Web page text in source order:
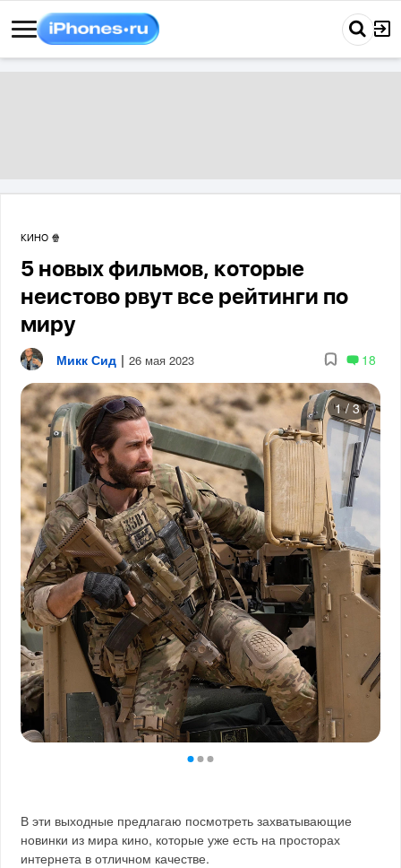
КИНО 🍿
5 новых фильмов, которые
неистово рвут все рейтинги по
миру
Микк Сид | 26 мая 2023 18
1 / 3
В эти выходные предлагаю посмотреть захватывающие
новинки из мира кино, которые уже есть на просторах
интернета в отличном качестве.